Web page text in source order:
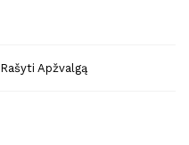
Rašyti Apžvalgą